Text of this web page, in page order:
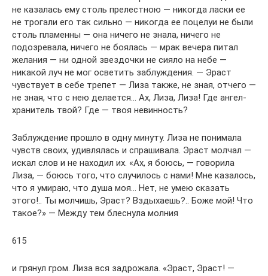
не казалась ему столь прелестною — никогда ласки ее
не трогали его так сильно — никогда ее поцелуи не были
столь пламенны — она ничего не знала, ничего не
подозревала, ничего не боялась — мрак вечера питал
желания — ни одной звездочки не сияло на небе —
никакой луч не мог осветить заблуждения. — Эраст
чувствует в себе трепет — Лиза также, не зная, отчего —
не зная, что с нею делается… Ах, Лиза, Лиза! Где ангел-
хранитель твой? Где — твоя невинность?
Заблуждение прошло в одну минуту. Лиза не понимала
чувств своих, удивлялась и спрашивала. Эраст молчал —
искал слов и не находил их. «Ах, я боюсь, — говорила
Лиза, — боюсь того, что случилось с нами! Мне казалось,
что я умираю, что душа моя… Нет, не умею сказать
этого!.. Ты молчишь, Эраст? Вздыхаешь?.. Боже мой! Что
такое?» — Между тем блеснула молния
615
и грянул гром. Лиза вся задрожала. «Эраст, Эраст! —